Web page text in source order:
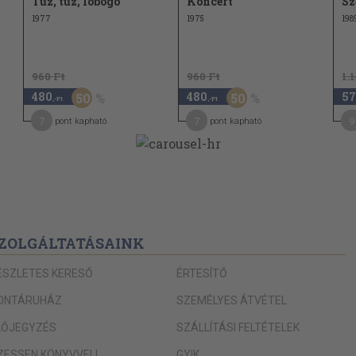
1977
960 Ft
480 ,-Ft 50
pont kapható
1975
960 Ft
480 ,-Ft 50
pont kapható
KERESŐ ÉRTESÍTŐ
SZEMÉLYES ÁTVÉTEL
SZÁLLÍTÁSI FELTÉTELEK